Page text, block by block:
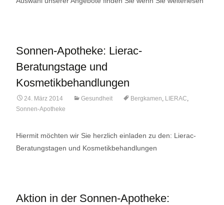
Sonnen-Apotheke: Lierac-
Beratungstage und
Kosmetikbehandlungen
24. März 2014 Gesundheit Bergkamen, LIERAC,
Sonnen-Apotheke
Hiermit möchten wir Sie herzlich einladen zu den: Lierac-
Beratungstagen und Kosmetikbehandlungen
Aktion in der Sonnen-Apotheke: